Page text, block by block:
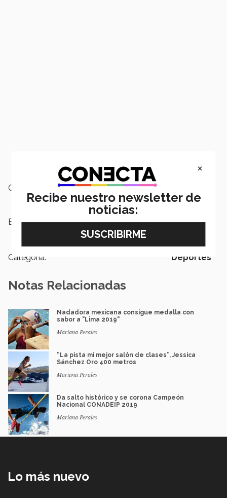
Campus: Estado de México
Etiquetas: Atletica y Deportiva, LIFE, Torneo
Nacional de la CONADEIP 2019
Categoría: Deportes
Notas Relacionadas
Nadadora mexicana consigue medalla con
sabor a "Lima 2019"
Mariana Perales
“La pista mi mejor salón de clases”, Jessica
Sánchez Oro 400 metros
Mariana Perales
Da salto histórico y se corona Campeón
Nacional CONADEIP 2019
Mariana Perales
Lo más nuevo
×
Recibe nuestro newsletter de
noticias: